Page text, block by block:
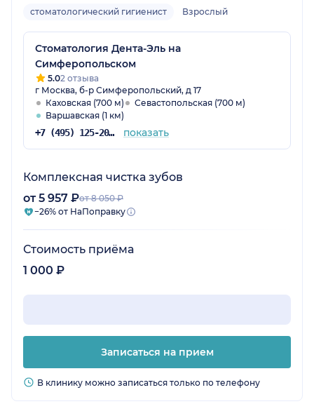
стоматологический гигиенист Взрослый
Стоматология Дента-Эль на
Симферопольском
5.02 отзыва
г Москва, б-р Симферопольский, д 17
Каховская (700 м)
Севастопольская (700 м)
Варшавская (1 км)
+7 (495) 125-20-98 показать
Комплексная чистка зубов
от 5 957 ₽от 8 050 ₽
−26% от НаПоправку
Стоимость приёма
1 000 ₽
Записаться на прием
В клинику можно записаться только по телефону